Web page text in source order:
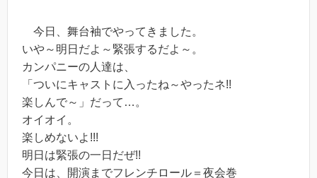
今日、舞台袖でやってきました。
いや～明日だよ～緊張するだよ～。
カンパニーの人達は、
「ついにキャストに入ったね～やったネ!!
楽しんで～」だって…。
オイオイ。
楽しめないよ!!!
明日は緊張の一日だぜ!!
今日は、開演までフレンチロール＝夜会巻